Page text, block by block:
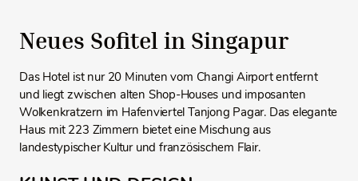
Neues Sofitel in Singapur
Das Hotel ist nur 20 Minuten vom Changi Airport entfernt
und liegt zwischen alten Shop-Houses und imposanten
Wolkenkratzern im Hafenviertel Tanjong Pagar. Das elegante
Haus mit 223 Zimmern bietet eine Mischung aus
landestypischer Kultur und französischem Flair.